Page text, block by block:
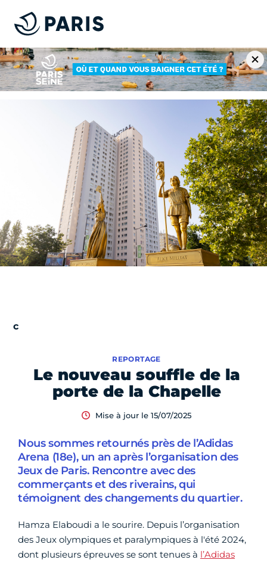
Le nouveau souffle de la
porte de la Chapelle
REPORTAGE
Mise à jour le 15/07/2025
Nous sommes retournés près de l’Adidas
Arena (18e), un an après l’organisation des
Jeux de Paris. Rencontre avec des
commerçants et des riverains, qui
témoignent des changements du quartier.
Hamza Elaboudi a le sourire. Depuis l’organisation
des Jeux olympiques et paralympiques à l'été 2024,
dont plusieurs épreuves se sont tenues à l’Adidas